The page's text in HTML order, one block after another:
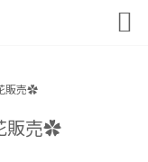

販売✿
販売✿